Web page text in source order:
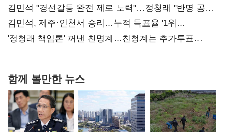
김민석 "경선갈등 완전 제로 노력"…정청래 "반명 공세
사과부터"
김민석, 제주·인천서 승리…누적 득표율 '1위
탈환'(종합)
'정청래 책임론' 꺼낸 친명계…친청계는 추가투표
함께 볼만한 뉴스